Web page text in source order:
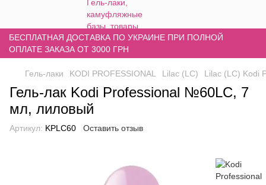
БЕСПЛАТНАЯ ДОСТАВКА ПО УКРАИНЕ ПРИ ПОЛНОЙ
ОПЛАТЕ ЗАКАЗА ОТ 3000 ГРН
Гель-лаки KODI PROFESSIONAL Lilac (LC) Lilac (LC) Kodi
Гель-лак Kodi Professional №60LC, 7
мл, лиловый
Артикул: KPLC60 Оставить отзыв